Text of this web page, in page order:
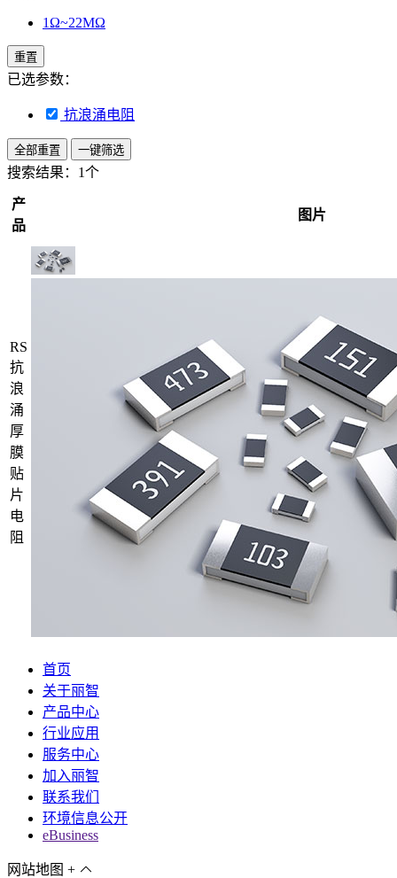
1Ω~22MΩ
重置
已选参数：
抗浪涌电阻
全部重置 一键筛选
搜索结果： 1个
产
品
图片
RS
抗
浪
涌
厚
膜
贴
片
电
阻
首页
关于丽智
产品中心
行业应用
服务中心
加入丽智
联系我们
环境信息公开
eBusiness
网站地图 +